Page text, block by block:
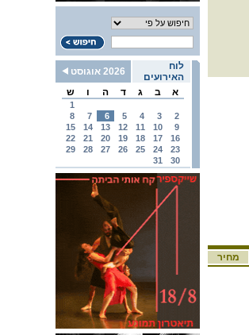
לוח
האירועים
2026 אוגוסט
א
ב ג ד ה ו ש
1
2
3
4
5
6
7
8
9
10
11
12
13
14
15
16
17
18
19
20
21
22
23
24
25
26
27
28
29
30
31
מחיר